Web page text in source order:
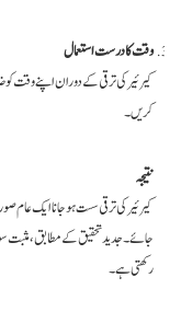
وقت کا درست استعمال
کیرئیر کی ترقی کے دوران اپنے وقت کو
کریں۔
نتیجہ
کیرئیر کی ترقی سست ہو جانا ایک
جائے۔ جدید تحقیق کے مطابق، مثبت
رکھتی ہے۔